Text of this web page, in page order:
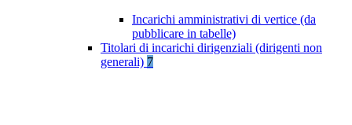
Incarichi amministrativi di vertice (da
pubblicare in tabelle)
Titolari di incarichi dirigenziali (dirigenti non
generali) 7